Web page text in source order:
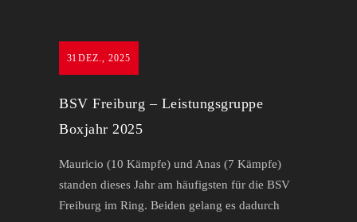
31DEZ., 2025
BSV Freiburg – Leistungsgruppe
Boxjahr 2025
Mauricio (10 Kämpfe) und Anas (7 Kämpfe)
standen dieses Jahr am häufigsten für die BSV
Freiburg im Ring. Beiden gelang es dadurch